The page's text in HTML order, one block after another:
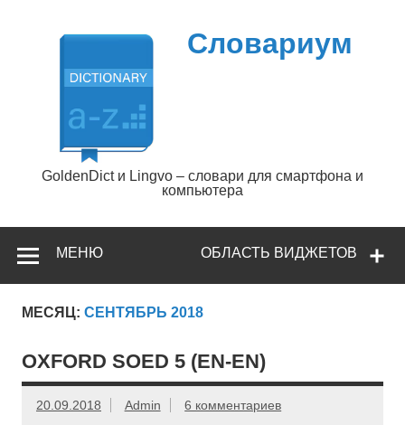
содержимому
Словариум
GoldenDict и Lingvo – словари для смартфона и
компьютера
ОБЛАСТЬ ВИДЖЕТОВ
МЕНЮ
МЕСЯЦ: СЕНТЯБРЬ 2018
OXFORD SOED 5 (EN-EN)
20.09.2018 Admin 6 комментариев